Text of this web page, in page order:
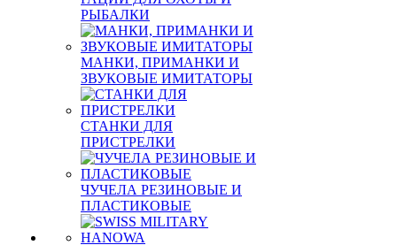
РЫБАЛКИ
МАНКИ, ПРИМАНКИ И
ЗВУКОВЫЕ ИМИТАТОРЫ
СТАНКИ ДЛЯ
ПРИСТРЕЛКИ
ЧУЧЕЛА РЕЗИНОВЫЕ И
ПЛАСТИКОВЫЕ